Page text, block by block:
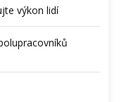
výkon lidí